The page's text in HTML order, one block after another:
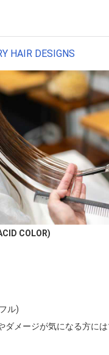
HAIR DESIGNS
COLOR)
ル)
ダメージが気になる方に